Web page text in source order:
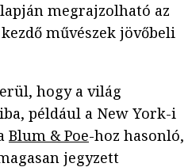
megrajzolható az
művészek jövőbeli
hogy a világ
például a New York-i
Blum & Poe-hoz hasonló,
jegyzett